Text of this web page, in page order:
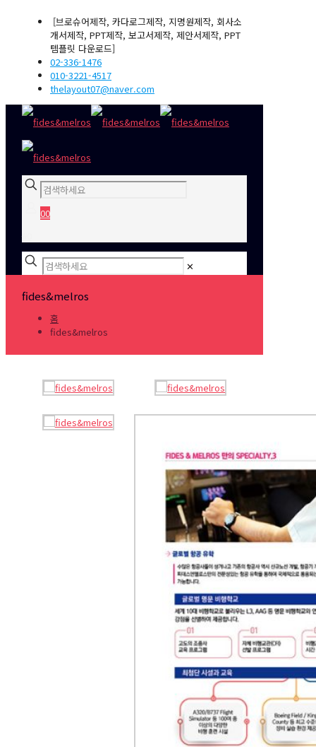
[브로슈어제작, 카다로그제작, 지명원제작, 회사소
개서제작, PPT제작, 보고서제작, 제안서제작, PPT
템플릿 다운로드]
02-336-1476
010-3221-4517
thelayout07@naver.com
00
✕
fides&melros
홈
fides&melros